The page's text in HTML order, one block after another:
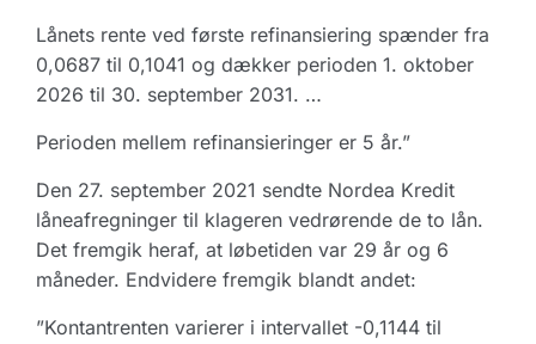
Lånets rente ved første refinansiering spænder fra
0,0687 til 0,1041 og dækker perioden 1. oktober
2026 til 30. september 2031. …
Perioden mellem refinansieringer er 5 år.”
Den 27. september 2021 sendte Nordea Kredit
låneafregninger til klageren vedrørende de to lån.
Det fremgik heraf, at løbetiden var 29 år og 6
måneder. Endvidere fremgik blandt andet:
”Kontantrenten varierer i intervallet -0,1144 til